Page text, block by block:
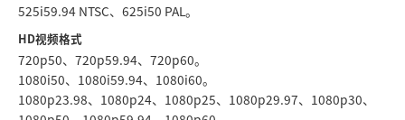
525i59.94 NTSC、625i50 PAL。
HD视频格式
720p50、720p59.94、720p60。
1080i50、1080i59.94、1080i60。
1080p23.98、1080p24、1080p25、1080p29.97、1080p30、